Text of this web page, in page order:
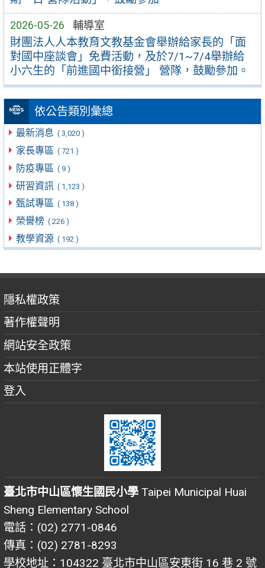
2026-05-26 輔導室
財團法人人本教育文教基金會舉辦給家長的「面
對國中座談會」免費活動，及於7/1~7/4舉辦給
小六生的「前進國中銜接營」 營隊，鼓勵參加。
依公告類別彙總
最新消息 ( 3,020 )
家長專區 ( 721 )
防疫專區 ( 9 )
研習資訊 ( 1,123 )
甄試專區 ( 138 )
榮譽榜 ( 226 )
教學資源 ( 192 )
隱私權政策
著作權聲明
網站安全政策
本站使用正體字
登入
臺北市中山區懷生國民小學 Taipei Municipal Huai
Sheng Elementary School
電話：(02) 2771-0846
傳真：(02) 2781-8293
學校地址：104322 臺北市中山區安東街 16 巷 2 號